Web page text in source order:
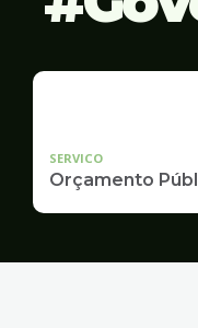
SERVICO
Orçamento